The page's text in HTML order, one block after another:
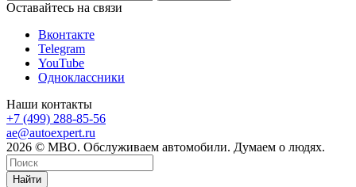
Оставайтесь на связи
Вконтакте
Telegram
YouTube
Одноклассники
Наши контакты
+7 (499) 288-85-56
ae@autoexpert.ru
2026 © МВО. Обслуживаем автомобили. Думаем о людях.
Найти